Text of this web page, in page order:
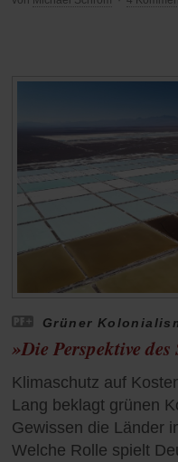
Grüner
»Die Perspektive
Klimaschutz auf
Lang beklagt grünen
Gewissen die Länder
Welche Rolle spielt